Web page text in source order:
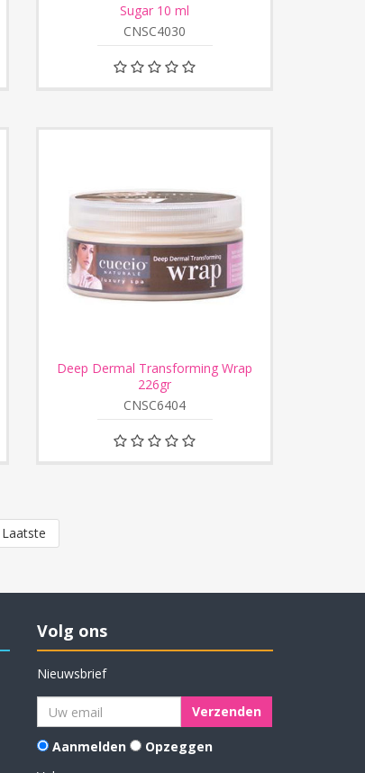
Sugar 10 ml
CNSC4030
Deep Dermal Transforming Wrap
226gr
CNSC6404
Laatste
Volg ons
Nieuwsbrief
Aanmelden
Opzeggen